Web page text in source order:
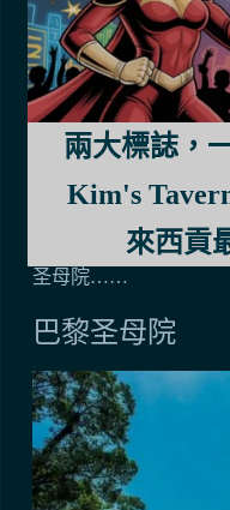
的戰場遺址、紀念碑
知識淵博的導遊會沿
讓遊客對越南文化和
這個引人入勝的目的
是尋求教育機會的首
南亞冒險之旅的另一
戰爭遺跡博物館是胡
圣母院……
巴黎圣母院
兩大標誌，
Kim's
來西貢